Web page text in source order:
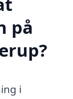
på
i